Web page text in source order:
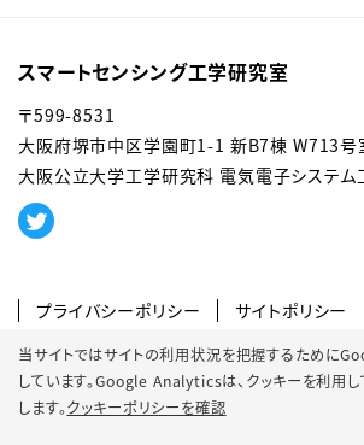
当サイトではサイトの利用状況を把握するために
しています。Google Analyticsは、 クッキーを利用
します。クッキーポリシーを確認
スマートセンシング工学研究室
〒599-8531
大阪府堺市中区学園町1-1 新B7棟 W713号
大阪公立大学工学研究科 電気電子システム
プライバシーポリシー
サイトポリシー
SNSポリシー
クッキーポリシー
サイトマップ